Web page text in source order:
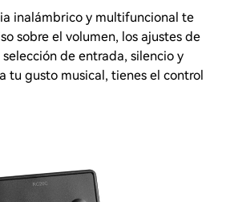
inalámbrico y multifuncional te
sobre el volumen, los ajustes de
de entrada, silencio y
tu gusto musical, tienes el control